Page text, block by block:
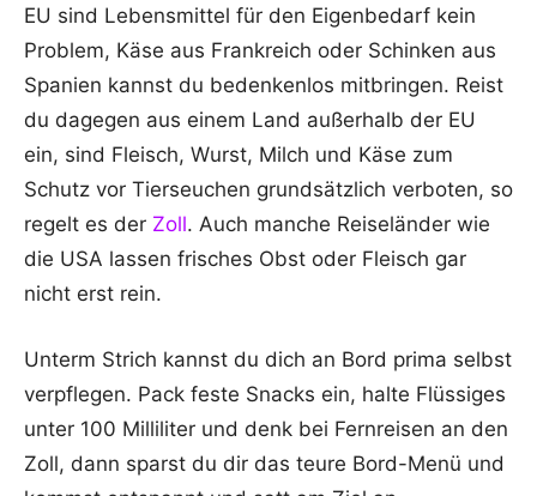
EU sind Lebensmittel für den Eigenbedarf kein
Problem, Käse aus Frankreich oder Schinken aus
Spanien kannst du bedenkenlos mitbringen. Reist
du dagegen aus einem Land außerhalb der EU
ein, sind Fleisch, Wurst, Milch und Käse zum
Schutz vor Tierseuchen grundsätzlich verboten, so
regelt es der Zoll. Auch manche Reiseländer wie
die USA lassen frisches Obst oder Fleisch gar
nicht erst rein.
Unterm Strich kannst du dich an Bord prima selbst
verpflegen. Pack feste Snacks ein, halte Flüssiges
unter 100 Milliliter und denk bei Fernreisen an den
Zoll, dann sparst du dir das teure Bord-Menü und